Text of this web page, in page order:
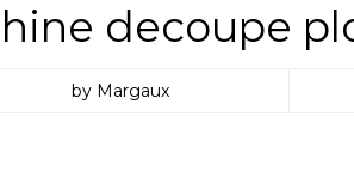
decoupe
by Margaux